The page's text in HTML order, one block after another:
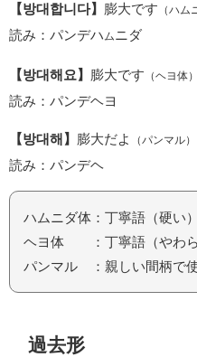
【방대합니다】 膨大です （ハム
読み：パンデハ ム ニダ
【방대해요】 膨大です （ヘヨ体）
読み：パンデヘヨ
【방대해】 膨大だよ （パンマル）
読み：パンデヘ
ハムニダ体：丁寧語（硬い）
ヘヨ体 ：丁寧語（やわら
パンマル ：親しい間柄で
過去形